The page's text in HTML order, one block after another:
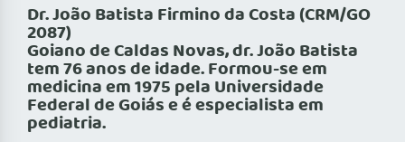
Dr. João Batista Firmino da Costa (CRM/GO
2087)
Goiano de Caldas Novas, dr. João Batista
tem 76 anos de idade. Formou-se em
medicina em 1975 pela Universidade
Federal de Goiás e é especialista em
pediatria.